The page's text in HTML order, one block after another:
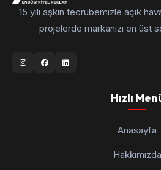
15 yılı aşkın tecrübemizle açık
projelerde markanızı en üst
Hızlı
Anasayfa
Hakkımızda